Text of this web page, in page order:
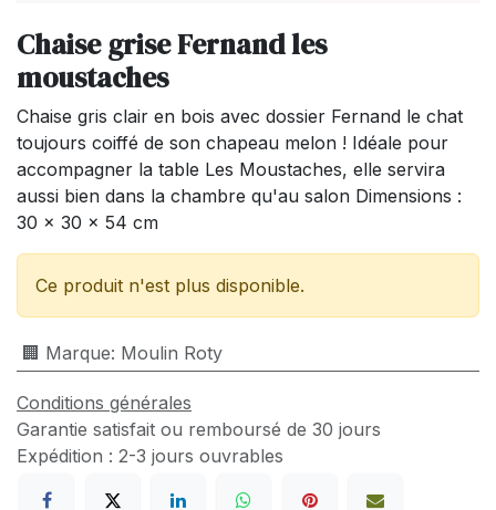
Chaise grise Fernand les
moustaches
Chaise gris clair en bois avec dossier Fernand le chat
toujours coiffé de son chapeau melon ! Idéale pour
accompagner la table Les Moustaches, elle servira
aussi bien dans la chambre qu'au salon Dimensions :
30 x 30 x 54 cm
Ce produit n'est plus disponible.
🏢 Marque: Moulin Roty
Conditions générales
Garantie satisfait ou remboursé de 30 jours
Expédition : 2-3 jours ouvrables